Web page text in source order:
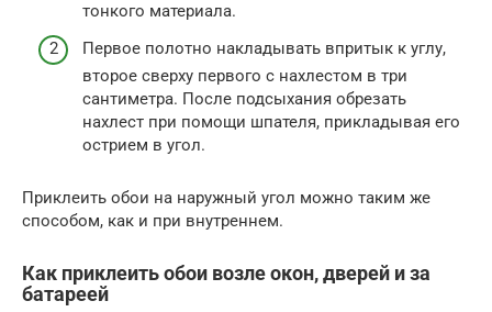
тонкого материала.
Первое полотно накладывать впритык к углу,
второе сверху первого с нахлестом в три
сантиметра. После подсыхания обрезать
нахлест при помощи шпателя, прикладывая его
острием в угол.
Приклеить обои на наружный угол можно таким же
способом, как и при внутреннем.
Как приклеить обои возле окон, дверей и за
батареей